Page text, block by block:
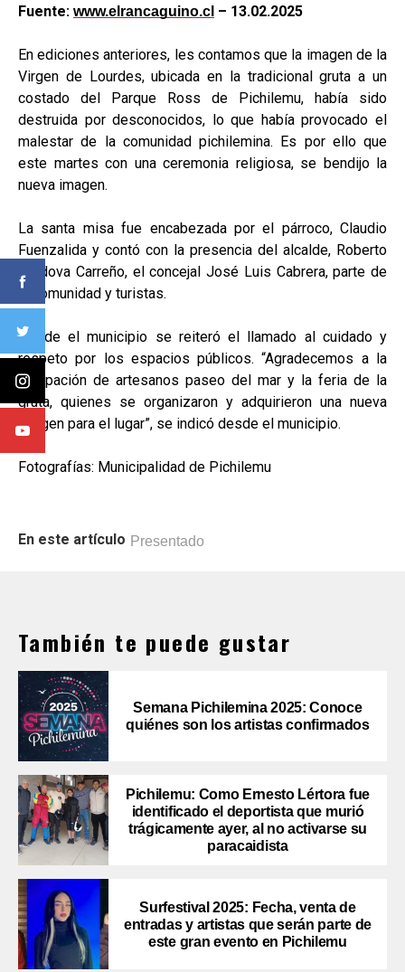
Fuente: www.elrancaguino.cl – 13.02.2025
En ediciones anteriores, les contamos que la imagen de la
Virgen de Lourdes, ubicada en la tradicional gruta a un
costado del Parque Ross de Pichilemu, había sido
destruida por desconocidos, lo que había provocado el
malestar de la comunidad pichilemina. Es por ello que
este martes con una ceremonia religiosa, se bendijo la
nueva imagen.
La santa misa fue encabezada por el párroco, Claudio
Fuenzalida y contó con la presencia del alcalde, Roberto
Córdova Carreño, el concejal José Luis Cabrera, parte de
la comunidad y turistas.
Desde el municipio se reiteró el llamado al cuidado y
respeto por los espacios públicos. “Agradecemos a la
agrupación de artesanos paseo del mar y la feria de la
gruta, quienes se organizaron y adquirieron una nueva
imagen para el lugar”, se indicó desde el municipio.
Fotografías: Municipalidad de Pichilemu
En este artículo Presentado
También te puede gustar
Semana Pichilemina 2025: Conoce
quiénes son los artistas confirmados
Pichilemu: Como Ernesto Lértora fue
identificado el deportista que murió
trágicamente ayer, al no activarse su
paracaidista
Surfestival 2025: Fecha, venta de
entradas y artistas que serán parte de
este gran evento en Pichilemu